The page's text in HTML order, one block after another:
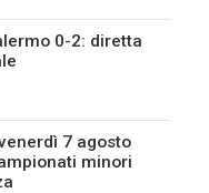
0-2: diretta
7 agosto
minori